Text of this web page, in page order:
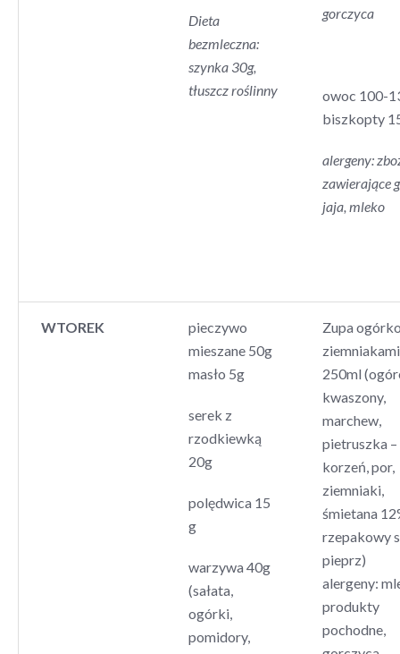
Dieta
bezmleczna:
szynka 30g,
tłuszcz roślinny
gorczyca
owoc 100-
biszkopty
alergeny:
zawierające
jaja, mleko
WTOREK
pieczywo
mieszane 50g
masło 5g
serek z
rzodkiewką
20g
polędwica 15
g
warzywa 40g
(sałata,
ogórki,
pomidory,
Zupa
ziemniakami
250ml
kwaszony,
marchew,
pietruszka –
korzeń, por,
ziemniaki,
śmietana
rzepakowy
pieprz)
alergeny:
produkty
pochodne,